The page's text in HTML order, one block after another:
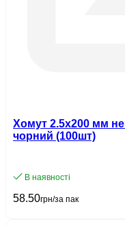
Хомут 2.5х200 мм
чорний (100шт)
В наявності
58.50грн/за пак